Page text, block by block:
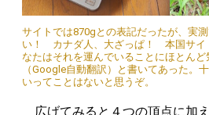
サイトでは870gとの表記だったが、実
い！ カナダ人、大ざっぱ！ 本国サイ
なたはそれを運んでいることにほとんど
（Google自動翻訳）と書いてあった。
いってことはないと思うぞ。
広げてみると４つの頂点に加